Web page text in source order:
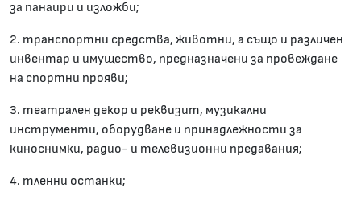
за панаири и изложби;
2. транспортни средства, животни, а също и различен
инвентар и имущество, предназначени за провеждане
на спортни прояви;
3. театрален декор и реквизит, музикални
инструменти, оборудване и принадлежности за
киноснимки, радио- и телевизионни предавания;
4. тленни останки;